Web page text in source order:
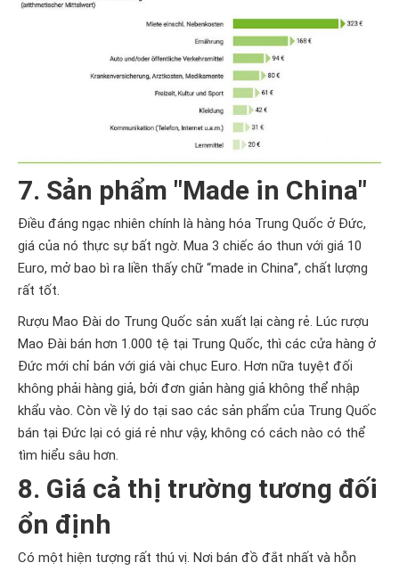
7. Sản phẩm "Made in China"
Điều đáng ngạc nhiên chính là hàng hóa Trung Quốc ở Đức,
giá của nó thực sự bất ngờ. Mua 3 chiếc áo thun với giá 10
Euro, mở bao bì ra liền thấy chữ “made in China”, chất lượng
rất tốt.
Rượu Mao Đài do Trung Quốc sản xuất lại càng rẻ. Lúc rượu
Mao Đài bán hơn 1.000 tệ tại Trung Quốc, thì các cửa hàng ở
Đức mới chỉ bán với giá vài chục Euro. Hơn nữa tuyệt đối
không phải hàng giả, bởi đơn giản hàng giả không thể nhập
khẩu vào. Còn về lý do tại sao các sản phẩm của Trung Quốc
bán tại Đức lại có giá rẻ như vậy, không có cách nào có thể
tìm hiểu sâu hơn.
8. Giá cả thị trường tương đối
ổn định
Có một hiện tượng rất thú vị. Nơi bán đồ đắt nhất và hỗn